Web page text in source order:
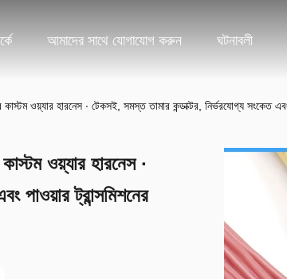
আমাদের সাথে যোগাযোগ করুন ঘটনাবলী
ওয়্যার হারনেস ∙ টেকসই, সমস্ত তামার কন্ডাক্টর, নির্ভরযোগ্য সংকেত এবং
ওয়্যার হারনেস ∙
পাওয়ার ট্রান্সমিশনের